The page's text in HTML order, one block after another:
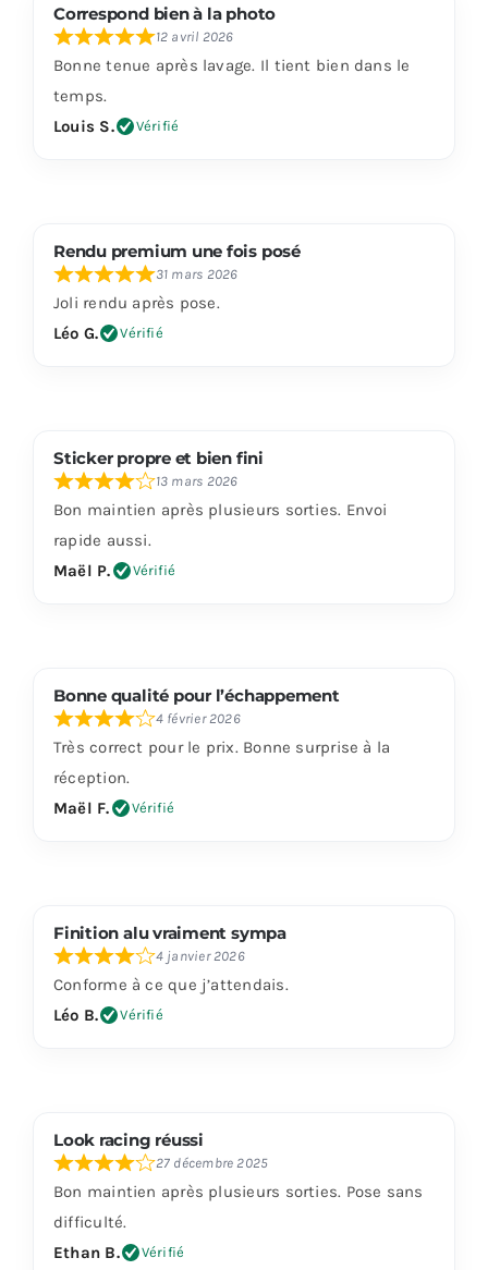
Correspond bien à la photo
12 avril 2026
Bonne tenue après lavage. Il tient bien dans le
temps.
Louis S.
Vérifié
Rendu premium une fois posé
31 mars 2026
Joli rendu après pose.
Léo G.
Vérifié
Sticker propre et bien fini
13 mars 2026
Bon maintien après plusieurs sorties. Envoi
rapide aussi.
Maël P.
Vérifié
Bonne qualité pour l’échappement
4 février 2026
Très correct pour le prix. Bonne surprise à la
réception.
Maël F.
Vérifié
Finition alu vraiment sympa
4 janvier 2026
Conforme à ce que j’attendais.
Léo B.
Vérifié
Look racing réussi
27 décembre 2025
Bon maintien après plusieurs sorties. Pose sans
difficulté.
Ethan B.
Vérifié